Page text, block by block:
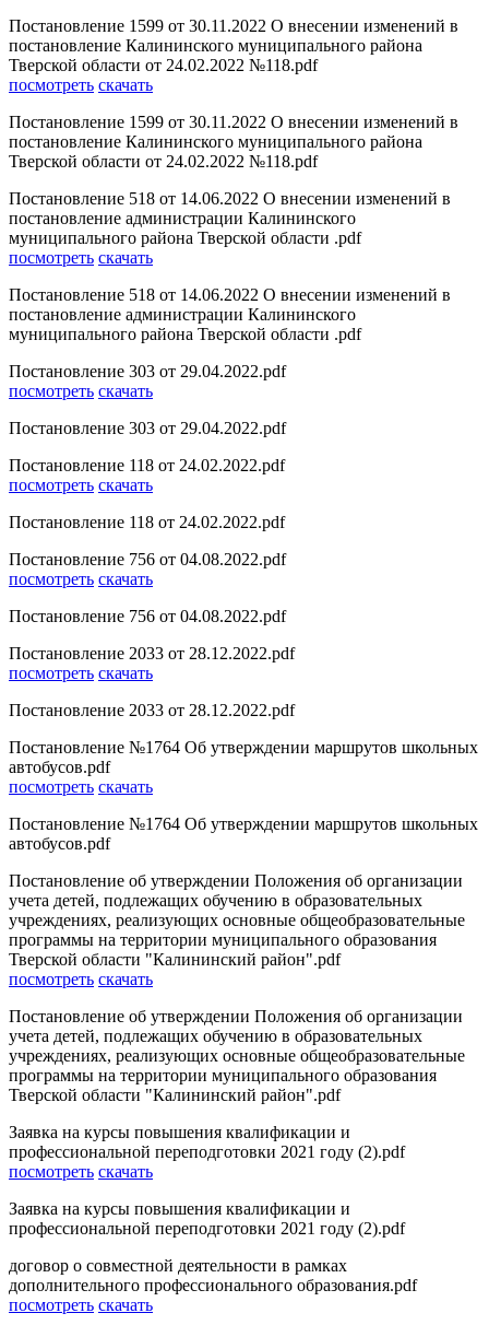
Постановление 1599 от 30.11.2022 О внесении изменений в
постановление Калининского муниципального района
Тверской области от 24.02.2022 №118.pdf
посмотреть скачать
Постановление 1599 от 30.11.2022 О внесении изменений в
постановление Калининского муниципального района
Тверской области от 24.02.2022 №118.pdf
Постановление 518 от 14.06.2022 О внесении изменений в
постановление администрации Калининского
муниципального района Тверской области .pdf
посмотреть скачать
Постановление 518 от 14.06.2022 О внесении изменений в
постановление администрации Калининского
муниципального района Тверской области .pdf
Постановление 303 от 29.04.2022.pdf
посмотреть скачать
Постановление 303 от 29.04.2022.pdf
Постановление 118 от 24.02.2022.pdf
посмотреть скачать
Постановление 118 от 24.02.2022.pdf
Постановление 756 от 04.08.2022.pdf
посмотреть скачать
Постановление 756 от 04.08.2022.pdf
Постановление 2033 от 28.12.2022.pdf
посмотреть скачать
Постановление 2033 от 28.12.2022.pdf
Постановление №1764 Об утверждении маршрутов школьных
автобусов.pdf
посмотреть скачать
Постановление №1764 Об утверждении маршрутов школьных
автобусов.pdf
Постановление об утверждении Положения об организации
учета детей, подлежащих обучению в образовательных
учреждениях, реализующих основные общеобразовательные
программы на территории муниципального образования
Тверской области "Калининский район".pdf
посмотреть скачать
Постановление об утверждении Положения об организации
учета детей, подлежащих обучению в образовательных
учреждениях, реализующих основные общеобразовательные
программы на территории муниципального образования
Тверской области "Калининский район".pdf
Заявка на курсы повышения квалификации и
профессиональной переподготовки 2021 году (2).pdf
посмотреть скачать
Заявка на курсы повышения квалификации и
профессиональной переподготовки 2021 году (2).pdf
договор о совместной деятельности в рамках
дополнительного профессионального образования.pdf
посмотреть скачать